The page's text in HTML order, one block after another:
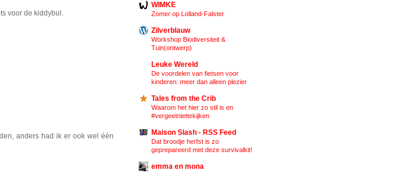
voor de kiddybul.
anders had ik er ook wel één
WIMKE
Zomer op Lolland-Falster
Zilverblauw
Workshop Biodiversiteit &
Tuin(ontwerp)
Leuke Wereld
De voordelen van fietsen voor
kinderen: meer dan alleen plezier
Tales from the Crib
Waarom het hier zo stil is en
#vergeetniettekijken
Maison Slash - RSS Feed
Dat broodje herfst is zo
geprepareerd met deze survivalkit!
emma en mona